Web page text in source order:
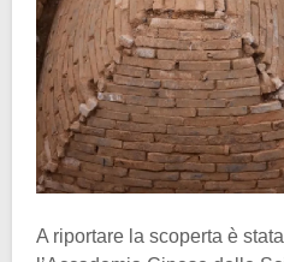
A riportare la scoperta è